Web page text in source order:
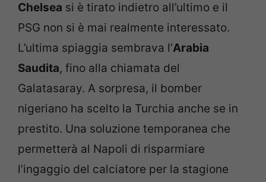
Chelsea si è tirato indietro all’ultimo e il
PSG non si è mai realmente interessato.
L’ultima spiaggia sembrava l’Arabia
Saudita, fino alla chiamata del
Galatasaray. A sorpresa, il bomber
nigeriano ha scelto la Turchia anche se in
prestito. Una soluzione temporanea che
permetterà al Napoli di risparmiare
l’ingaggio del calciatore per la stagione